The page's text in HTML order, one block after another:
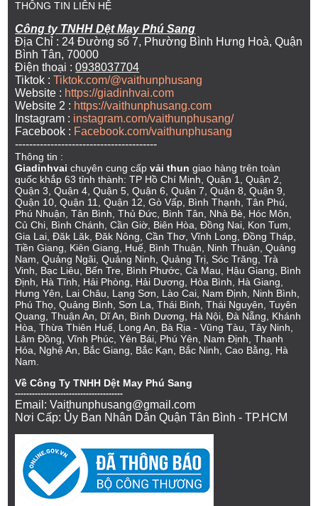
THÔNG TIN LIÊN HỆ
Công ty TNHH Dệt May Phú Sang
Địa Chỉ : 24 Đường số 7, Phường Bình Hưng Hoà, Quận
Bình Tân, 70000
Điện thoại :0938037704
Tiktok :Tiktok.com/@vaithunphusang
Website : https://giadinhvai.com
Website 2 : https://vaithunphusang.com
Instagram : instagram.com/vaithunphusang/
Facebook : Facebook.com/vaithunphusang
----------------------------------------
Thông tin :
Giadinhvai chuyên cung cấpvải thun giao hàng trên toàn
quốc khắp 63 tỉnh thành: TP Hồ Chí Minh, Quận 1, Quận 2,
Quận 3, Quận 4, Quận 5, Quận 6, Quận 7, Quận 8, Quận 9,
Quận 10, Quận 11, Quận 12, Gò Vấp, Bình Thạnh, Tân Phú,
Phú Nhuận, Tân Bình, Thủ Đức, Bình Tân, Nhà Bè, Hóc Môn,
Củ Chi, Bình Chánh, Cần Giờ, Biên Hòa, Đồng Nai, Kon Tum,
Gia Lai, Đăk Lăk, Đăk Nông, Cần Thơ, Vĩnh Long, Đồng Tháp,
Tiền Giang, Kiên Giang, Huế, Bình Thuận, Ninh Thuận, Quảng
Nam, Quảng Ngãi, Quảng Ninh, Quảng Trị, Sóc Trăng, Trà
Vinh, Bạc Liêu, Bến Tre, Bình Phước, Cà Mau, Hậu Giang, Bình
Định, Hà Tĩnh, Hải Phòng, Hải Dương, Hòa Bình, Hà Giang,
Hưng Yên, Lai Châu, Lạng Sơn, Lào Cai, Nam Định, Ninh Bình,
Phú Thọ, Quảng Bình, Sơn La, Thái Bình, Thái Nguyên, Tuyên
Quang, Thuận An, Dĩ An, Bình Dương, Hà Nội, Đà Nẵng, Khánh
Hòa, Thừa Thiên Huế, Long An, Bà Rịa - Vũng Tàu, Tây Ninh,
Lâm Đồng, Vĩnh Phúc, Yên Bái, Phú Yên, Nam Định, Thanh
Hóa, Nghệ An, Bắc Giang, Bắc Kạn, Bắc Ninh, Cao Bằng, Hà
Nam.
Về Công Ty TNHH Dệt May Phú Sang
--------------------------------------
Email: Vaithunphusang@gmail.com
Nơi Cấp: Ủy Ban Nhân Dân Quận Tân Bình - TP.HCM